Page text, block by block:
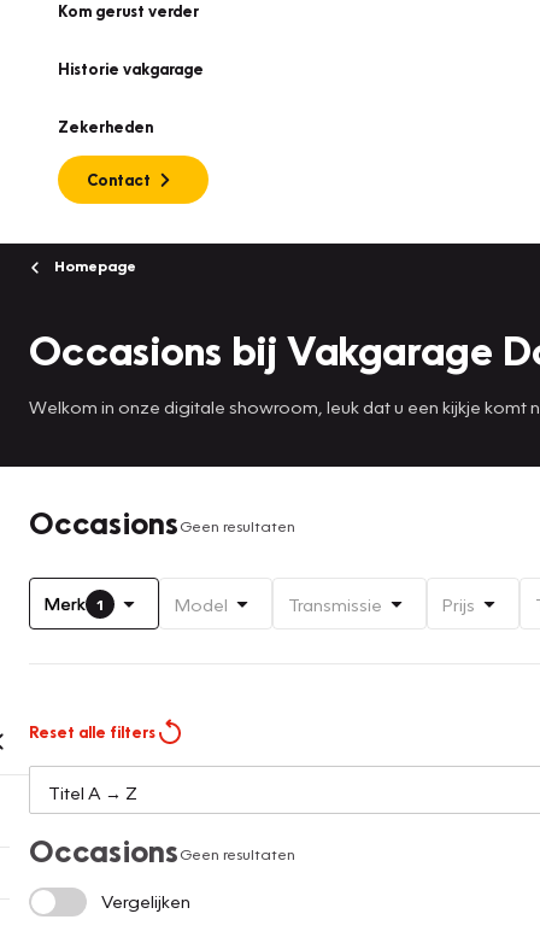
Kom gerust verder
Historie vakgarage
Zekerheden
Contact
Homepage
Occasions bij Vakgarage
Welkom in onze digitale showroom, leuk dat u een kijkje komt
OccasionsGeen resultaten
Merk 1 Model Transmissie Prijs
Reset alle filters
OccasionsGeen resultaten
Vergelijken